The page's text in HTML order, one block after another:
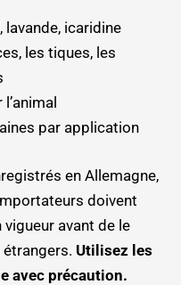
icaridine
les tiques, les
par application
en Allemagne,
doivent
avant de le
Utilisez les
avec précaution.